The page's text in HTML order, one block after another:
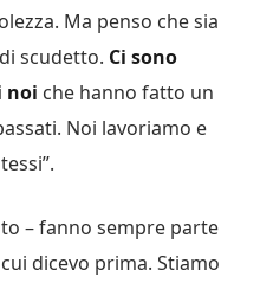
Ma penso che sia
scudetto. Ci sono
noi che hanno fatto un
Noi lavoriamo e
– fanno sempre parte
dicevo prima. Stiamo